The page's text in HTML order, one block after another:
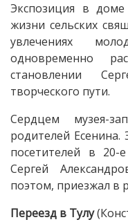
Экспозиция в
жизни сельских
увлечениях
одновременно
становлении
творческого пути.
Сердцем музея-
родителей Есенина.
посетителей в
Сергей
поэтом, приезжал в
Переезд в Тулу